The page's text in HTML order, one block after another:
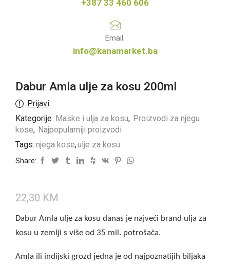
+387 33 460 606
Email:
info@kanamarket.ba
Dabur Amla ulje za kosu 200ml
Prijavi
Kategorije Maske i ulja za kosu, Proizvodi za njegu
kose, Najpopularniji proizvodi
Tags: njega kose,ulje za kosu
Share:
22,30 KM
Dabur Amla ulje za kosu danas je najveći brand ulja za
kosu u zemlji s više od 35 mil. potrošača.
Amla ili indijski grozd jedna je od najpoznatijih biljaka